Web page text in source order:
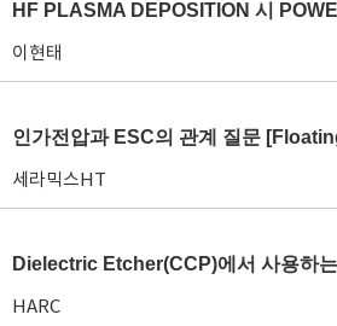
이현태
인가전압과 ESC의 관계 질문
세라믹스HT
HARC